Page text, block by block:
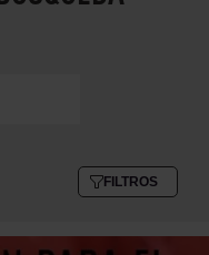
FILTROS